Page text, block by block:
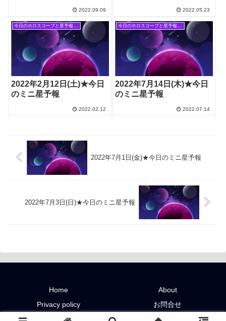
2022.09.09 2022.05.23
今日のホロスコープと星予報(旧記事)
2022年2月12日(土)★今日
のミニ星予報
2022.02.12
今日のホロスコープと星予報(旧記事)
2022年7月14日(木)★今日
のミニ星予報
2022.07.14
2022年7月1日(金)★今日のミニ星予報
2022年7月3日(日)★今日のミニ星予報
Home
About
Privacy policy
お問合せ